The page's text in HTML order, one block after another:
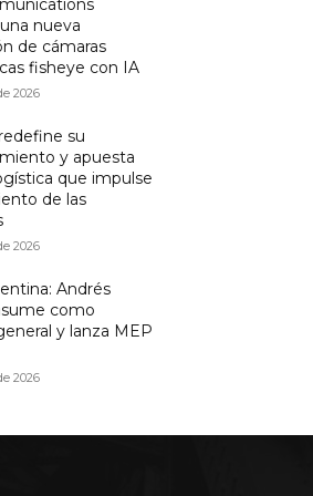
nueva
de cámaras
fisheye con IA
2026
su
y apuesta
que impulse
de las
2026
Andrés
como
y lanza MEP
2026